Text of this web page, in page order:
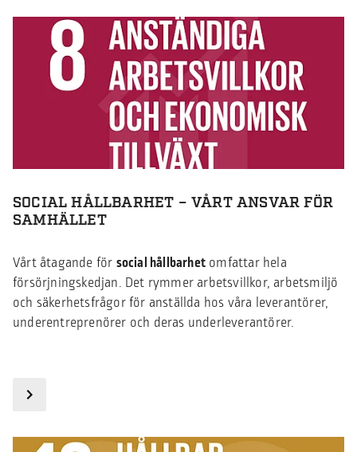
SOCIAL HÅLLBARHET – VÅRT ANSVAR FÖR
SAMHÄLLET
Vårt åtagande för social hållbarhet omfattar hela
försörjningskedjan. Det rymmer arbetsvillkor, arbetsmiljö
och säkerhetsfrågor för anställda hos våra leverantörer,
underentreprenörer och deras underleverantörer.